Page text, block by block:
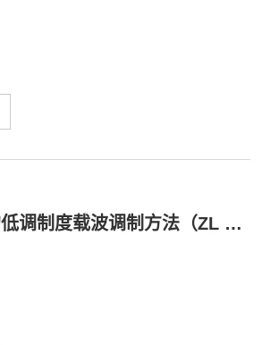
一种三电平的低调制度载波调制方法（ZL 2023 1 0614205.8）